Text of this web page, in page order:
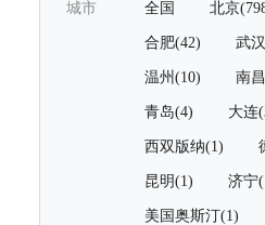
城市 全国 北京
合肥(42) 武
温州(10) 南
青岛(4) 大连
西双版纳(1)
昆明(1) 济宁
美国奥斯汀(1)